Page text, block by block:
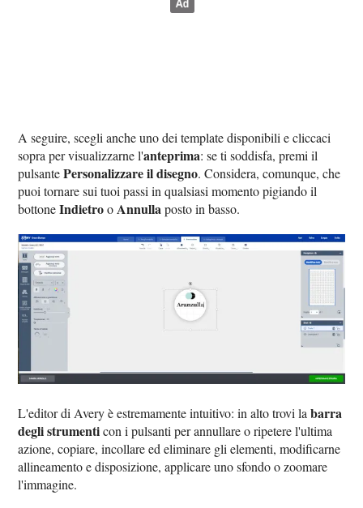
A seguire, scegli anche uno dei template disponibili e cliccaci
sopra per visualizzarne l'anteprima: se ti soddisfa, premi il
pulsantePersonalizzare il disegno. Considera, comunque, che
puoi tornare sui tuoi passi in qualsiasi momento pigiando il
bottoneIndietroo Annullaposto in basso.
L'editor di Avery è estremamente intuitivo: in alto trovi labarra
degli strumenticon i pulsanti per annullare o ripetere l'ultima
azione, copiare, incollare ed eliminare gli elementi, modificarne
allineamento e disposizione, applicare uno sfondo o zoomare
l'immagine.